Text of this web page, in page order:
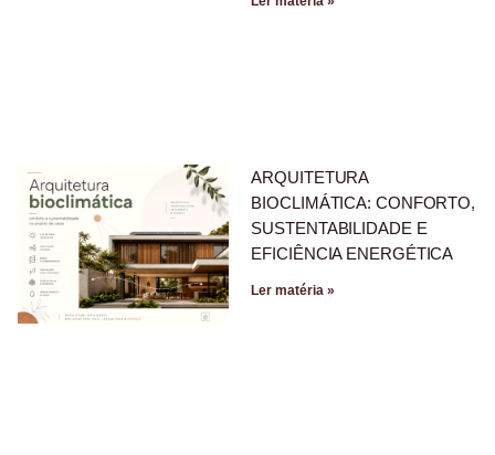
ARQUITETURA
BIOCLIMÁTICA: CONFORTO,
SUSTENTABILIDADE E
EFICIÊNCIA ENERGÉTICA
Ler matéria »